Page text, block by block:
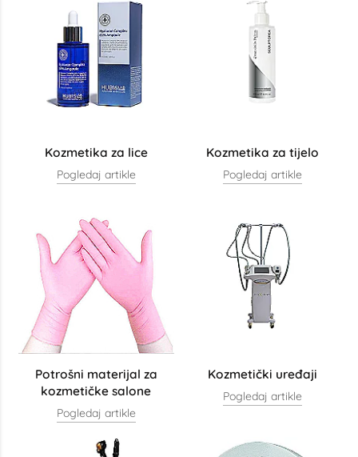
Kozmetika za lice
Pogledaj artikle
Kozmetika za tijelo
Pogledaj artikle
Potrošni materijal za
kozmetičke salone
Pogledaj artikle
Kozmetički uređaji
Pogledaj artikle